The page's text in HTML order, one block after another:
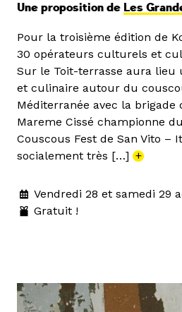
Une proposition de Les
Pour la troisième édition de
30 opérateurs culturels et
Sur le Toit-terrasse aura lieu
et culinaire autour du
Méditerranée avec la brigade
Mareme Cissé championne
Couscous Fest de San Vito –
socialement très […] +
Vendredi 28 et samedi 29
Gratuit !